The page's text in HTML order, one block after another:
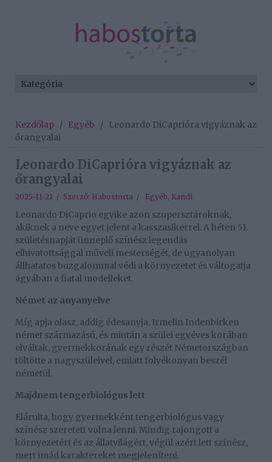
Kezdőlap / Egyéb / Leonardo DiCaprióra vigyáznak az
őrangyalai
Leonardo DiCaprióra vigyáznak az
őrangyalai
2025-11-21 / Szerző: Habostorta / Egyéb, Randi
Leonardo DiCaprio egyike azon szupersztároknak,
akiknek a neve egyet jelent a kasszasikerrel. A héten 51.
születésnapját ünneplő színész legendás
elhivatottsággal műveli mesterségét, de ugyanolyan
állhatatos buzgalommal védi a környezetet és váltogatja
ágyában a fiatal modelleket.
Német az anyanyelve
Míg apja olasz, addig édesanyja, Irmelin Indenbirken
német származású, és miután a szülei egyéves korában
elváltak, gyermekkorának egy részét Németországban
töltötte a nagyszüleivel, emiatt folyékonyan beszél
németül.
Majdnem tengerbiológus lett
Elárulta, hogy gyermekként tengerbiológus vagy
színész szeretett volna lenni. Mindig rajongott a
környezetért és az állatvilágért, végül azért lett színész,
mert imád karaktereket megjeleníteni.